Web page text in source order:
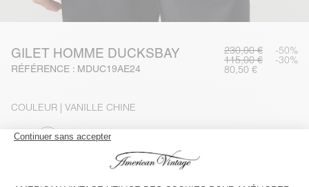
GILET HOMME DUCKSBAY
RÉFÉRENCE : MDUC19AE24
230,00 € -50%
115,00 € -30%
80,50 €
COULEUR | VANILLE CHINE